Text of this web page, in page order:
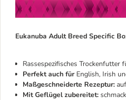
Eukanuba Adult Breed Specific
Rassespezifisches Trockenfutter
Perfekt auch für English, Irish
Maßgeschneiderte Rezeptur:
Mit Geflügel zubereitet: